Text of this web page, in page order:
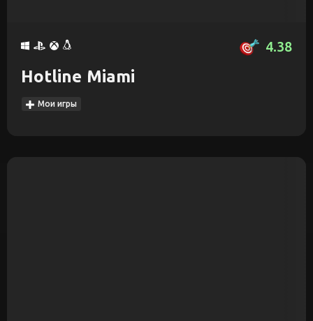
4.38
Hotline Miami
Мои игры